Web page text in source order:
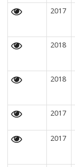
2017
2018
2018
2017
2017